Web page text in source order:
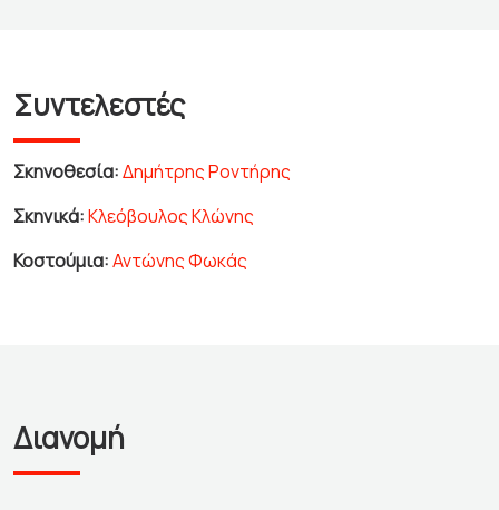
Συντελεστές
Σκηνοθεσία:Δημήτρης Ροντήρης
Σκηνικά:Κλεόβουλος Κλώνης
Κοστούμια:Αντώνης Φωκάς
Διανομή